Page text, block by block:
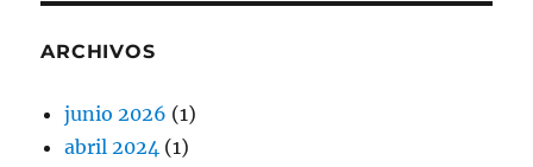
ARCHIVOS
junio 2026 (1)
abril 2024 (1)